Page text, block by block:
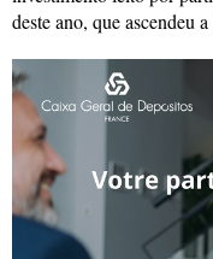
deste ano, que ascendeu